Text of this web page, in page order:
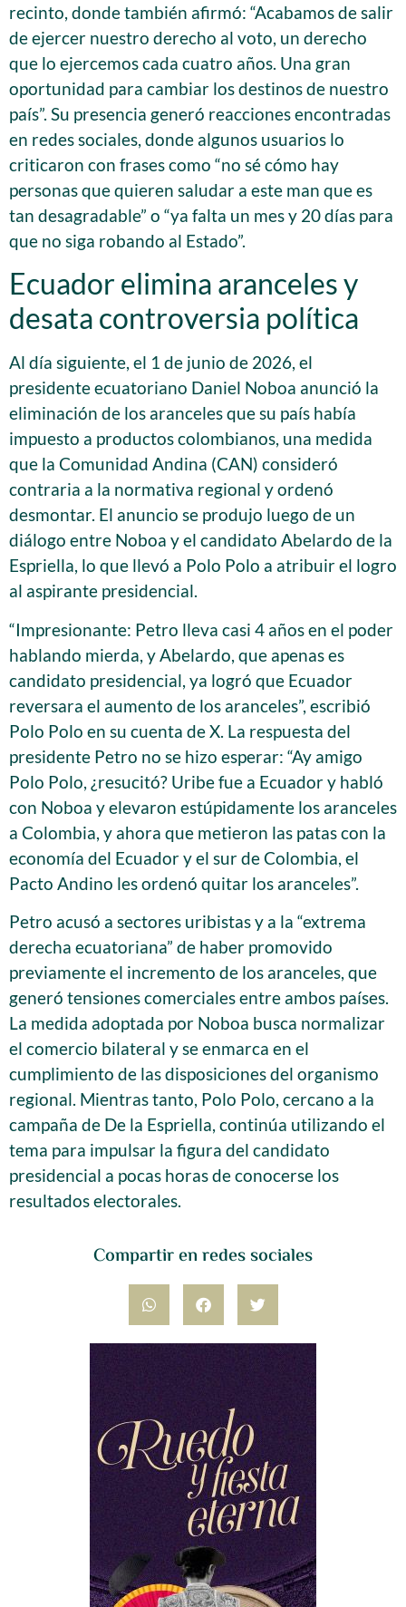
Compartir en redes sociales
recinto, donde también afirmó: “Acabamos de salir
de ejercer nuestro derecho al voto, un derecho
que lo ejercemos cada cuatro años. Una gran
oportunidad para cambiar los destinos de nuestro
país”. Su presencia generó reacciones encontradas
en redes sociales, donde algunos usuarios lo
criticaron con frases como “no sé cómo hay
personas que quieren saludar a este man que es
tan desagradable” o “ya falta un mes y 20 días para
que no siga robando al Estado”.
Ecuador elimina aranceles y
desata controversia política
Al día siguiente, el 1 de junio de 2026, el
presidente ecuatoriano Daniel Noboa anunció la
eliminación de los aranceles que su país había
impuesto a productos colombianos, una medida
que la Comunidad Andina (CAN) consideró
contraria a la normativa regional y ordenó
desmontar. El anuncio se produjo luego de un
diálogo entre Noboa y el candidato Abelardo de la
Espriella, lo que llevó a Polo Polo a atribuir el logro
al aspirante presidencial.
“Impresionante: Petro lleva casi 4 años en el poder
hablando mierda, y Abelardo, que apenas es
candidato presidencial, ya logró que Ecuador
reversara el aumento de los aranceles”, escribió
Polo Polo en su cuenta de X. La respuesta del
presidente Petro no se hizo esperar: “Ay amigo
Polo Polo, ¿resucitó? Uribe fue a Ecuador y habló
con Noboa y elevaron estúpidamente los aranceles
a Colombia, y ahora que metieron las patas con la
economía del Ecuador y el sur de Colombia, el
Pacto Andino les ordenó quitar los aranceles”.
Petro acusó a sectores uribistas y a la “extrema
derecha ecuatoriana” de haber promovido
previamente el incremento de los aranceles, que
generó tensiones comerciales entre ambos países.
La medida adoptada por Noboa busca normalizar
el comercio bilateral y se enmarca en el
cumplimiento de las disposiciones del organismo
regional. Mientras tanto, Polo Polo, cercano a la
campaña de De la Espriella, continúa utilizando el
tema para impulsar la figura del candidato
presidencial a pocas horas de conocerse los
resultados electorales.